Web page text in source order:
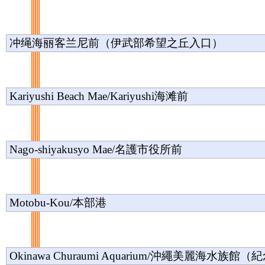
冲绳海丽客兰尼前（伊武部希望之丘入口）
Kariyushi Beach Mae/Kariyushi海滩前
Nago-shiyakusyo Mae/名護市役所前
Motobu-Kou/本部港
Okinawa Churaumi Aquarium/沖繩美麗海水族館（